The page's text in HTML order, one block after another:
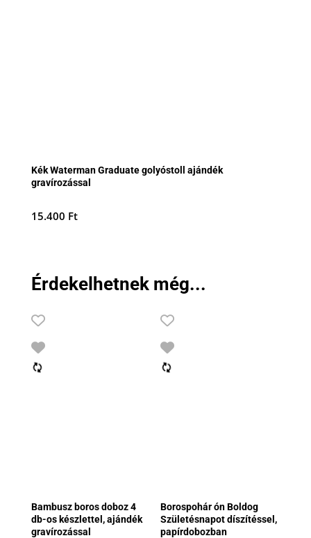
Kék Waterman Graduate golyóstoll ajándék
gravírozással
15.400 Ft
Érdekelhetnek még...
Bambusz boros doboz 4
db-os készlettel, ajándék
gravírozással
Borospohár ón Boldog
Születésnapot díszítéssel,
papírdobozban